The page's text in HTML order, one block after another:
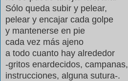
Sólo queda subir y pelear,
pelear y encajar cada golpe
y mantenerse en pie
cada vez más ajeno
a todo cuanto hay alrededor
-gritos enardecidos, campanas,
instrucciones, alguna sutura-.